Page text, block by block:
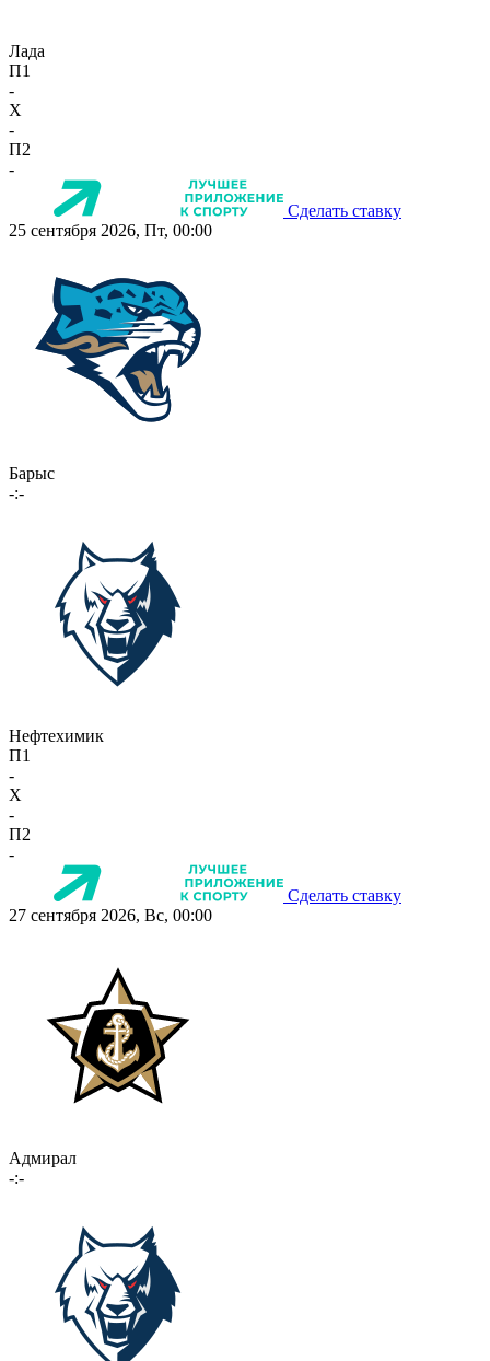
Лада
П1
-
X
-
П2
-
Сделать ставку
25 сентября 2026, Пт, 00:00
Барыс
-:-
Нефтехимик
П1
-
X
-
П2
-
Сделать ставку
27 сентября 2026, Вс, 00:00
Адмирал
-:-